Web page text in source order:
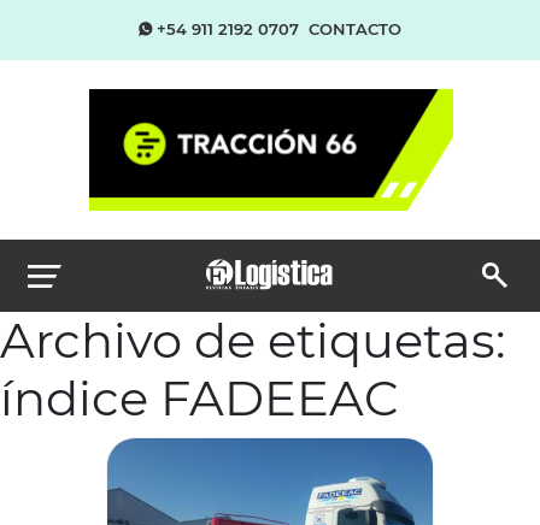
+54 911 2192 0707 CONTACTO
Archivo de etiquetas:
índice FADEEAC